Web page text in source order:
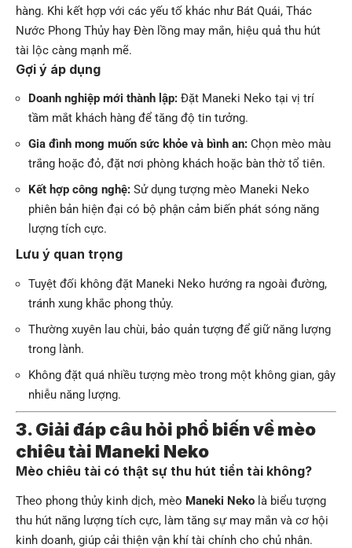
hàng. Khi kết hợp với các yếu tố khác như Bát Quái, Thác
Nước Phong Thủy hay Đèn lồng may mắn, hiệu quả thu hút
tài lộc càng mạnh mẽ.
Gợi ý áp dụng
Doanh nghiệp mới thành lập: Đặt Maneki Neko tại vị trí
tầm mắt khách hàng để tăng độ tin tưởng.
Gia đình mong muốn sức khỏe và bình an: Chọn mèo màu
trắng hoặc đỏ, đặt nơi phòng khách hoặc bàn thờ tổ tiên.
Kết hợp công nghệ: Sử dụng tượng mèo Maneki Neko
phiên bản hiện đại có bộ phận cảm biến phát sóng năng
lượng tích cực.
Lưu ý quan trọng
Tuyệt đối không đặt Maneki Neko hướng ra ngoài đường,
tránh xung khắc phong thủy.
Thường xuyên lau chùi, bảo quản tượng để giữ năng lượng
trong lành.
Không đặt quá nhiều tượng mèo trong một không gian, gây
nhiễu năng lượng.
3. Giải đáp câu hỏi phổ biến về mèo
chiêu tài Maneki Neko
Mèo chiêu tài có thật sự thu hút tiền tài không?
Theo phong thủy kinh dịch, mèo Maneki Neko là biểu tượng
thu hút năng lượng tích cực, làm tăng sự may mắn và cơ hội
kinh doanh, giúp cải thiện vận khí tài chính cho chủ nhân.